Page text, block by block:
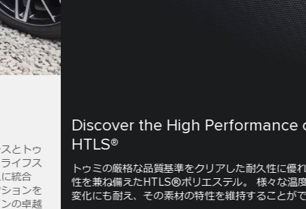
Discover the High Performance of
HTLS®
トゥミの厳格な品質基準をクリアした耐久性に優れ、低収縮
性を兼ね備えたHTLS®ポリエステル。 様々な温度や気象の
変化にも耐え、その素材の特性を維持することができます。